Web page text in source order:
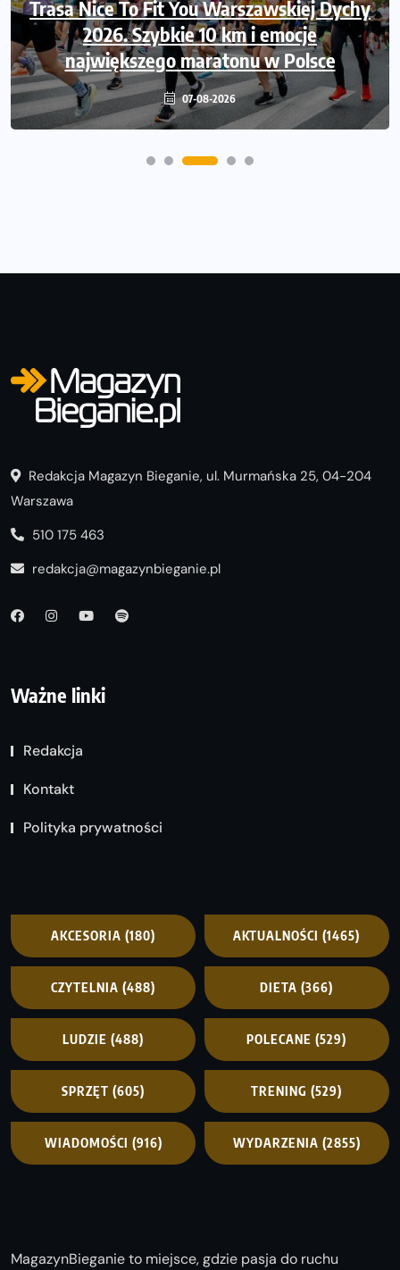
Trasa Nice To Fit You Warszawskiej Dychy
2026. Szybkie 10 km i emocje
największego maratonu w Polsce
07-08-2026
Ruszają zapisy na Nice To Fit You Mini
Maraton przy okazji 48. Maratonu
Warszawskiego
06-08-2026
Redakcja Magazyn Bieganie, ul. Murmańska 25, 04-204
Warszawa
510 175 463
redakcja@magazynbieganie.pl
Ważne linki
Redakcja
Kontakt
Polityka prywatności
AKCESORIA (180) AKTUALNOŚCI (1465)
CZYTELNIA (488) DIETA (366)
LUDZIE (488) POLECANE (529)
SPRZĘT (605) TRENING (529)
WIADOMOŚCI (916) WYDARZENIA (2855)
MagazynBieganie to miejsce, gdzie pasja do ruchu